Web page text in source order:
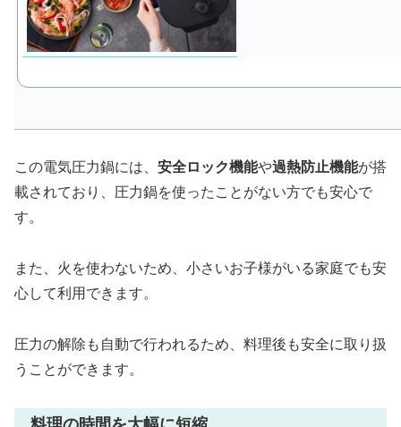
この電気圧力鍋には、 安全ロック機能や過熱防止機能が搭
載されており、圧力鍋を使ったことがない方でも安心で
す。
また、火を使わないため、小さいお子様がいる家庭でも安
心して利用できます。
圧力の解除も自動で行われるため、料理後も安全に取り扱
うことができます。